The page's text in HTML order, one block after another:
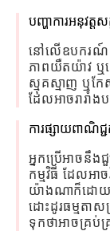
បញ្ហាការអនុវត្ត
នៅលើឧបករណ៍ក
ភាពយឺតយ៉ាវ ឬ
ស្មុគស្មាញ ឬក
ដែលអាចរារាំ
ការផ្សាយពាណិជ្ជ
អ្នក​ប្រើ​អាច​នឹង​
កម្មវិធី ដែល​អ
យ៉ាងណាក៏ដោយ ក
ដោះដូរធម្មតាស
ទុកថាអាចគ្រប់គ្